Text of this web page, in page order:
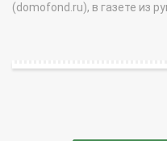
(domofond.ru), в газете из